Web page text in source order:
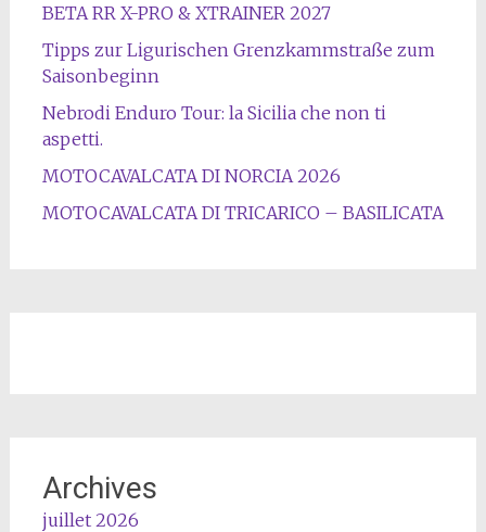
BETA RR X-PRO & XTRAINER 2027
Tipps zur Ligurischen Grenzkammstraße zum
Saisonbeginn
Nebrodi Enduro Tour: la Sicilia che non ti
aspetti.
MOTOCAVALCATA DI NORCIA 2026
MOTOCAVALCATA DI TRICARICO – BASILICATA
Archives
juillet 2026